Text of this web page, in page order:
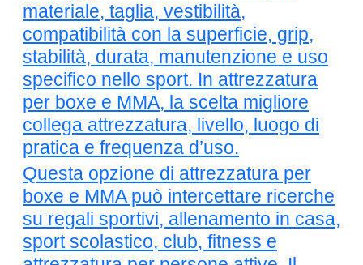
materiale, taglia, vestibilità,
compatibilità con la superficie, grip,
stabilità, durata, manutenzione e uso
specifico nello sport. In attrezzatura
per boxe e MMA, la scelta migliore
collega attrezzatura, livello, luogo di
pratica e frequenza d’uso.
Questa opzione di attrezzatura per
boxe e MMA può intercettare ricerche
su regali sportivi, allenamento in casa,
sport scolastico, club, fitness e